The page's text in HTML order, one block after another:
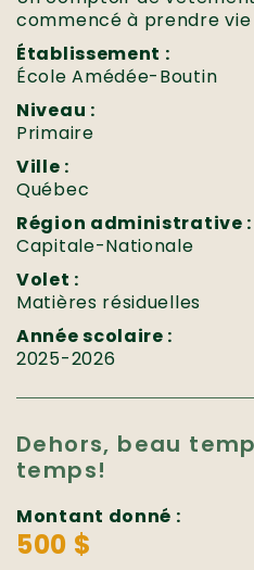
commencé à prendre
Établissement :
École Amédée-Boutin
Niveau :
Primaire
Ville :
Québec
Région administrative :
Capitale-Nationale
Volet :
Matières résiduelles
Année scolaire :
2025-2026
Dehors, beau
temps!
Montant donné :
500 $